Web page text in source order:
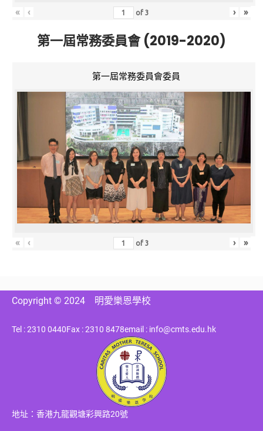
« ‹ of3 › »
第一屆常務委員會 (2019-2020)
第一屆常務委員會委員
« ‹ of3 › »
Copyright © 2024 明愛樂恩學校
Tel : 2310 0440Fax : 2310 8478email : info@cmts.edu.hk
地址：香港九龍觀塘彩興路20號